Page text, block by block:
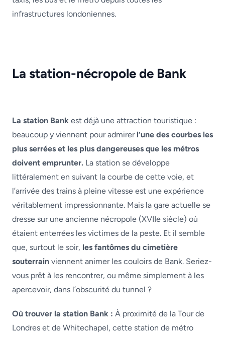
infrastructures londoniennes.
La station-nécropole de Bank
La station Bank est déjà une attraction touristique :
beaucoup y viennent pour admirerl’une des courbes les
plus serrées et les plus dangereuses que les métros
doivent emprunter. La station se développe
littéralement en suivant la courbe de cette voie, et
l’arrivée des trains à pleine vitesse est une expérience
véritablement impressionnante. Mais la gare actuelle se
dresse sur une ancienne nécropole (XVIIe siècle) où
étaient enterrées les victimes de la peste. Et il semble
que, surtout le soir, les fantômes du cimetière
souterrain viennent animer les couloirs de Bank. Seriez-
vous prêt à les rencontrer, ou même simplement à les
apercevoir, dans l’obscurité du tunnel ?
Où trouver la station Bank : À proximité de la Tour de
Londres et de Whitechapel, cette station de métro